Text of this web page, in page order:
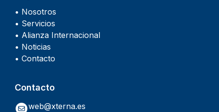
• Nosotros
• Servicios
• Alianza Internacional
• Noticias
• Contacto
Contacto
web@xterna.es